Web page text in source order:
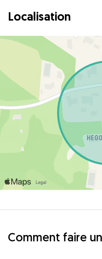
Localisation
Comment faire